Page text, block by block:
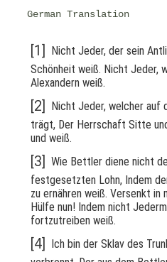
German Translation
[1] Nicht Jeder, der sein
Schönheit weiß. Nicht Jeder,
Alexandern weiß.
[2] Nicht Jeder, welcher auf
trägt, Der Herrschaft Sitte
und weiß.
[3] Wie Bettler diene nicht
festgesetzten Lohn, Indem
zu ernähren weiß. Versenkt in
Hülfe nun! Indem nicht
fortzutreiben weiß.
[4] Ich bin der Sklav des